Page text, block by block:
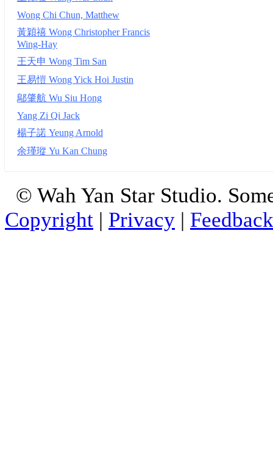
Wong Chi Chun, Matthew
黃穎禧 Wong Christopher Francis
Wing-Hay
王天申 Wong Tim San
王易愷 Wong Yick Hoi Justin
鄔肇航 Wu Siu Hong
Yang Zi Qi Jack
楊子諾 Yeung Arnold
余瑾瑽 Yu Kan Chung
© Wah Yan Star Studio.
Copyright | Privacy | Feedback